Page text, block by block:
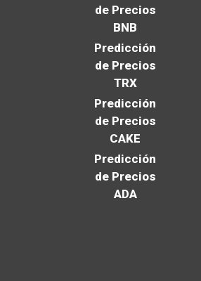
de Precios
BNB
Predicción
de Precios
TRX
Predicción
de Precios
CAKE
Predicción
de Precios
ADA